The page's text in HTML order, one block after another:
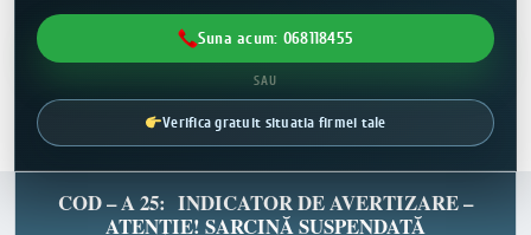
Suna acum: 068118455
SAU
Verifica gratuit situatia firmei tale
COD – A 25: INDICATOR DE AVERTIZARE –
ATENȚIE! SARCINĂ SUSPENDATĂ